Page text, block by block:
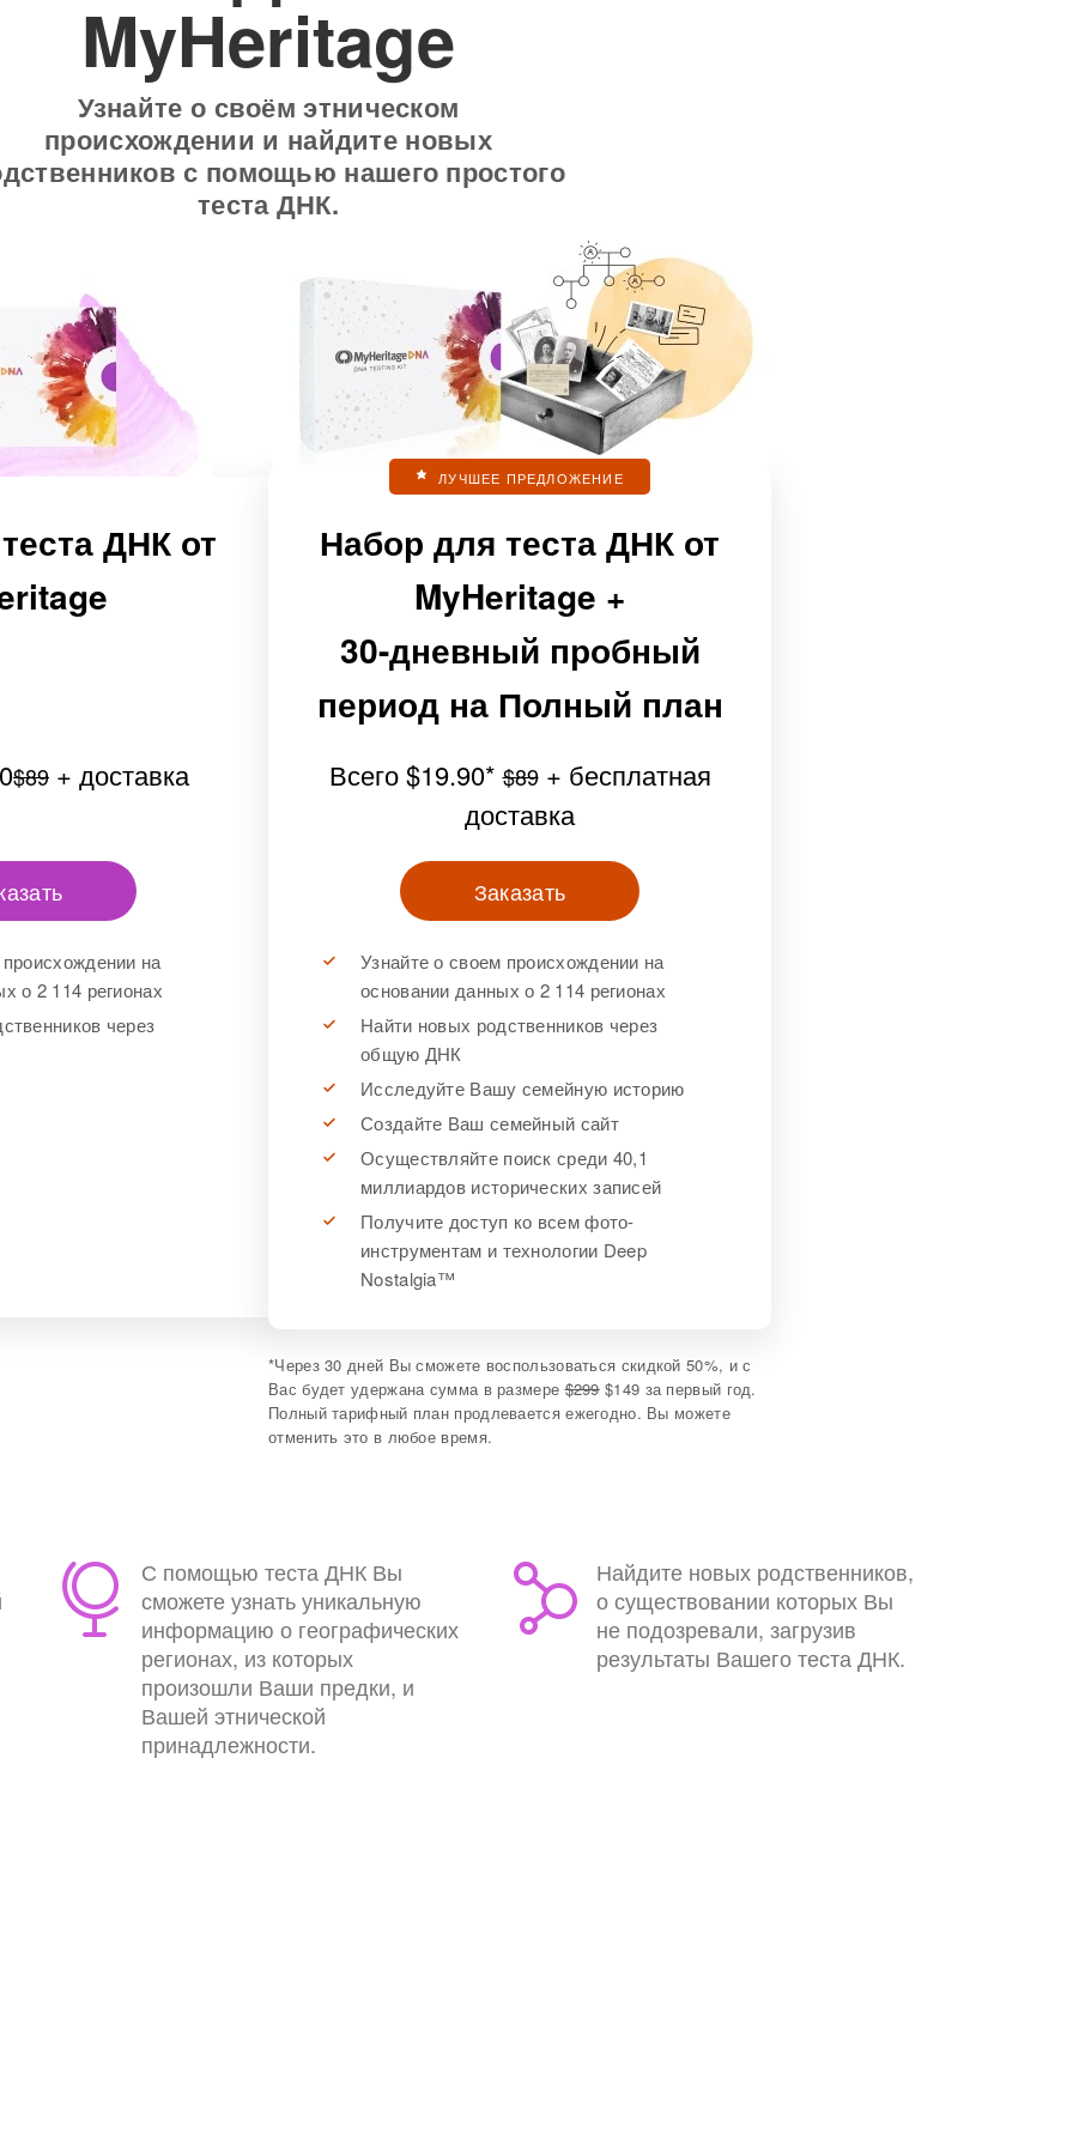
MyHeritage
Узнайте о своём этническом
происхождении и найдите новых
с помощью нашего простого
теста ДНК.
ДНК от
$89 + доставка
на
о 2 114 регионах
через
ЛУЧШЕЕ ПРЕДЛОЖЕНИЕ
Набор для теста ДНК от
MyHeritage +
30-дневный пробный
период на Полный план
Всего$19.90*$89+ бесплатная
доставка
Заказать
Узнайте о своем происхождении на
основании данных о 2 114 регионах
Найти новых родственников через
общую ДНК
Исследуйте Вашу семейную историю
Создайте Ваш семейный сайт
Осуществляйте поиск среди 40,1
миллиардов исторических записей
Получите доступ ко всем фото-
инструментам и технологии Deep
Nostalgia™
*Через 30 дней Вы сможете воспользоваться скидкой 50%, и с
Вас будет удержана сумма в размере$299$149 за первый год.
Полный тарифный план продлевается ежегодно. Вы можете
отменить это в любое время.
С помощью теста ДНК Вы
сможете узнать уникальную
информацию о географических
регионах, из которых
произошли Ваши предки, и
Вашей этнической
принадлежности.
Найдите новых родственников,
о существовании которых Вы
не подозревали, загрузив
результаты Вашего теста ДНК.